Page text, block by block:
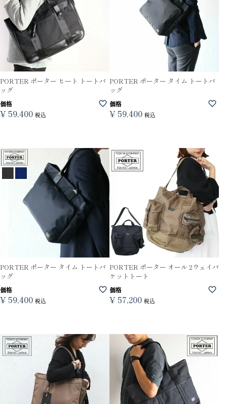
PORTER ポーター ヒート トートバ
ッグ
価格
¥ 59,400 税込
PORTER ポーター タイム トートバ
ッグ
価格
¥ 59,400 税込
PORTER ポーター タイム トートバ
ッグ
価格
¥ 59,400 税込
PORTER ポーター オール 2ウェイバ
ケットトート
価格
¥ 57,200 税込